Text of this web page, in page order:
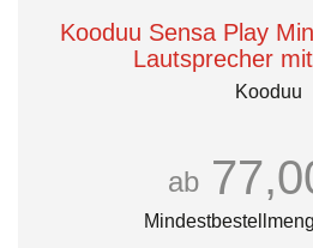
Kooduu Sensa Play
Lautsprecher
Kooduu
ab